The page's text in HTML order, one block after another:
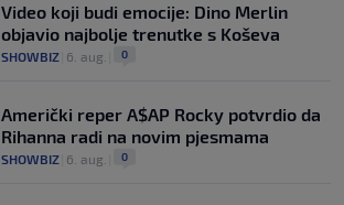
Video koji budi emocije: Dino Merlin
objavio najbolje trenutke s Koševa
SHOWBIZ 6. aug. 0
Američki reper A$AP Rocky potvrdio da
Rihanna radi na novim pjesmama
SHOWBIZ 6. aug. 0